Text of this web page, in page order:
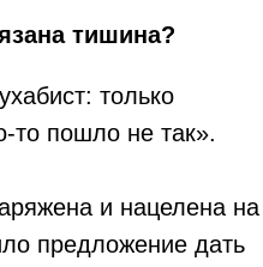
тишина?
только
то пошло не так».
и нацелена на
предложение дать